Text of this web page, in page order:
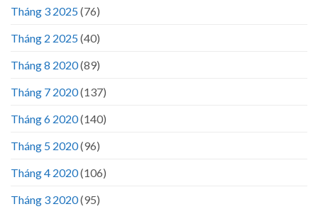
Tháng 3 2025(76)
Tháng 2 2025(40)
Tháng 8 2020(89)
Tháng 7 2020(137)
Tháng 6 2020(140)
Tháng 5 2020(96)
Tháng 4 2020(106)
Tháng 3 2020(95)